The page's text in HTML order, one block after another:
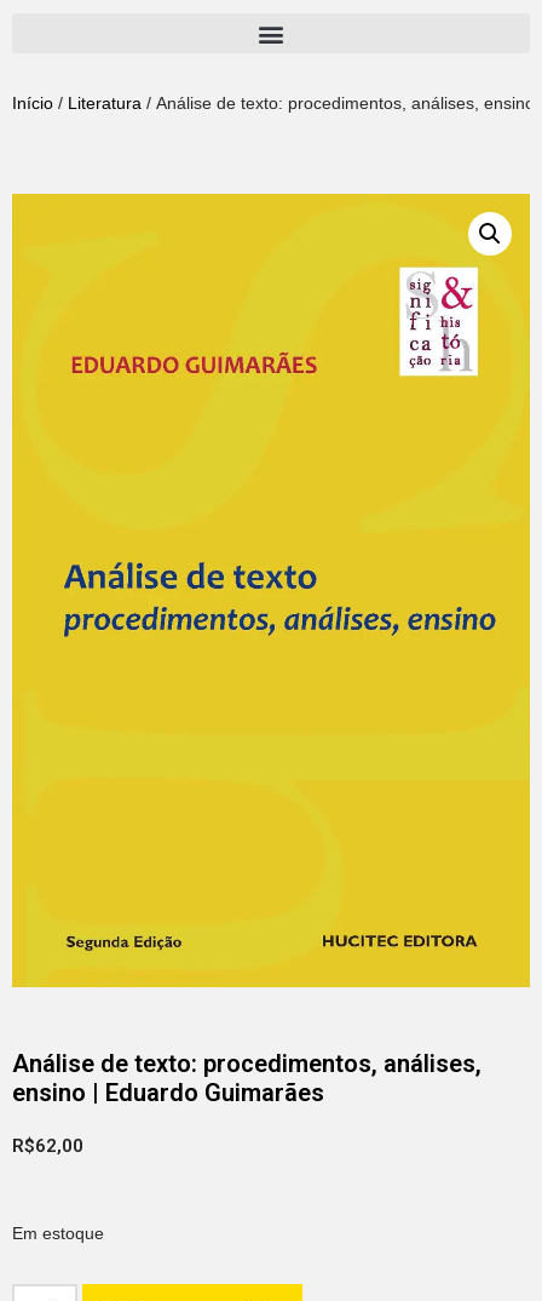
para
Início / Literatura / Análise de texto: procedimentos, análises,
Análise de texto: procedimentos, análises,
ensino | Eduardo Guimarães
R$62,00
Em estoque